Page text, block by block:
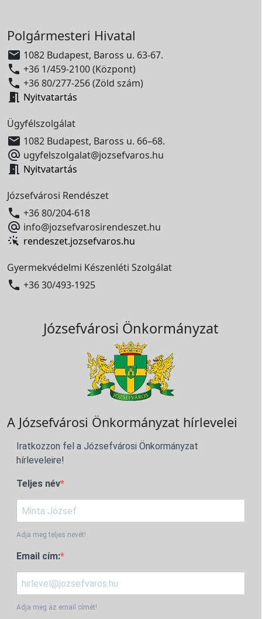
Polgármesteri Hivatal
 1082 Budapest, Baross u. 63-67.
 +36 1/459-2100 (Központ)
 +36 80/277-256 (Zöld szám)
 Nyitvatartás
Ügyfélszolgálat
 1082 Budapest, Baross u. 66–68.
 ugyfelszolgalat@jozsefvaros.hu
 Nyitvatartás
Józsefvárosi Rendészet
 +36 80/204-618
 info@jozsefvarosirendeszet.hu
rendeszet.jozsefvaros.hu
Gyermekvédelmi Készenléti Szolgálat
 +36 30/493-1925
Józsefvárosi Önkormányzat
A Józsefvárosi Önkormányzat hírlevelei
Iratkozzon fel a Józsefvárosi Önkormányzat
hírleveleire!
Teljes név
Adja meg teljes nevét!
Email cím:
Adja meg az email címét!